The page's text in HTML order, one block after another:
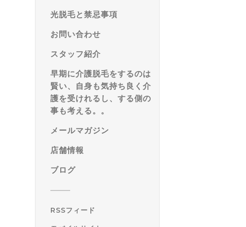
光脱毛と禁忌事項
お問い合わせ
スタッフ紹介
早期に介護脱毛をするのは
賢い、自身も気持ち良く介
護を受けれるし、する側の
事も考える。。
メールマガジン
店舗情報
ブログ
RSSフィード